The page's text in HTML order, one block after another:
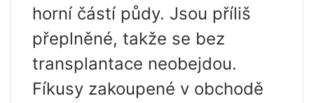
horní částí půdy. Jsou příliš
přeplněné, takže se bez
transplantace neobejdou.
Fíkusy zakoupené v obchodě